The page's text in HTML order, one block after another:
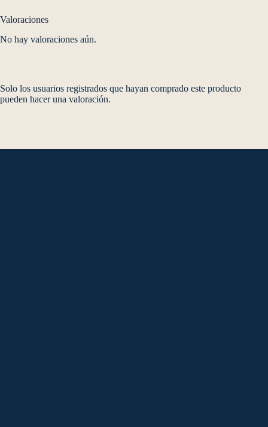
Valoraciones
No hay valoraciones aún.
Solo los usuarios registrados que hayan comprado este producto
pueden hacer una valoración.